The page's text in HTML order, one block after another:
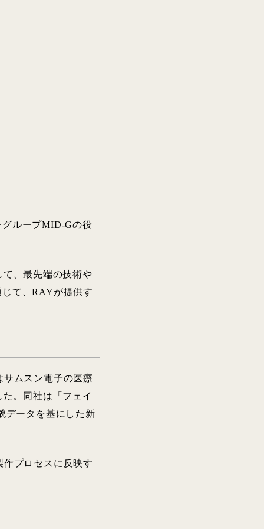
ループMID-Gの役
、最先端の技術や
て、RAYが提供す
ムスン電子の医療
。同社は「フェイ
データを基にした新
プロセスに反映す